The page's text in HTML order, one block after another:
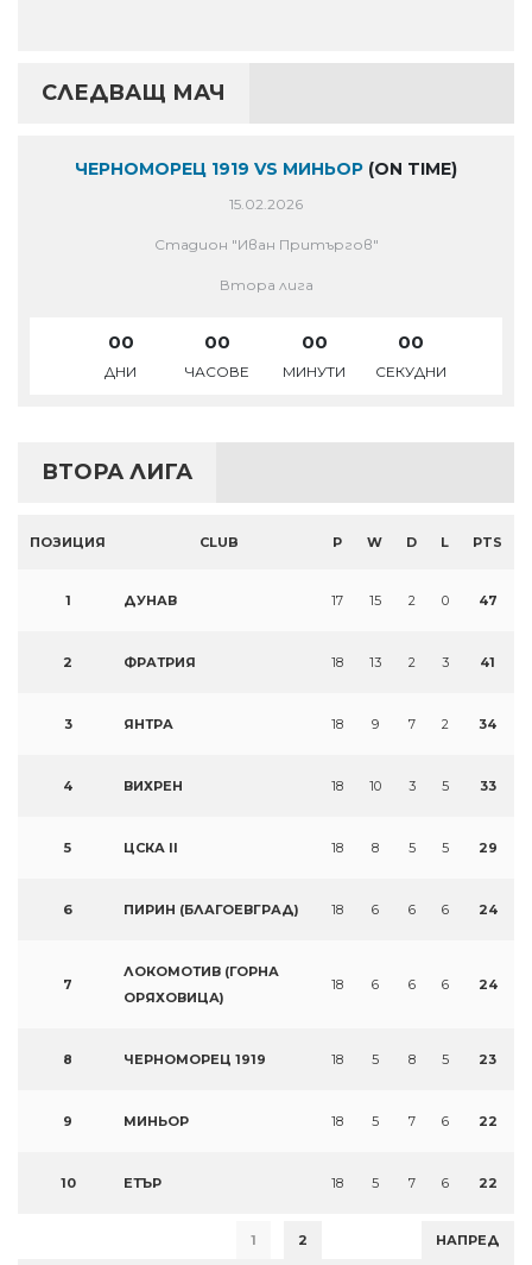
СЛЕДВАЩ МАЧ
ЧЕРНОМОРЕЦ 1919 VS МИНЬОР (ON TIME)
15.02.2026
Стадион "Иван Притъргов"
Втора лига
00
ДНИ
00
ЧАСОВЕ
00
МИНУТИ
00
СЕКУДНИ
ВТОРА ЛИГА
ПОЗИЦИЯ CLUB P W D L PTS
1 ДУНАВ 17 15 2 0 47
2 ФРАТРИЯ 18 13 2 3 41
3 ЯНТРА 18 9 7 2 34
4 ВИХРЕН 18 10 3 5 33
5 ЦСКА II 18 8 5 5 29
6 ПИРИН (БЛАГОЕВГРАД) 18 6 6 6 24
7
ЛОКОМОТИВ (ГОРНА
ОРЯХОВИЦА)
18 6 6 6 24
8 ЧЕРНОМОРЕЦ 1919 18 5 8 5 23
9 МИНЬОР 18 5 7 6 22
10 ЕТЪР 18 5 7 6 22
1 2 НАПРЕД